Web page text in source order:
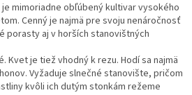
mimoriadne obľúbený kultivar vysokého
Cenný je najmä pre svoju nenáročnosť
porasty aj v horších stanovištných
Kvet je tiež vhodný k rezu. Hodí sa najmä
Vyžaduje slnečné stanovište, pričom
kvôli ich dutým stonkám režeme